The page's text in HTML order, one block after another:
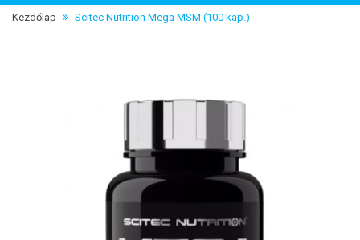
Kezdőlap Scitec Nutrition Mega MSM (100 kap.)